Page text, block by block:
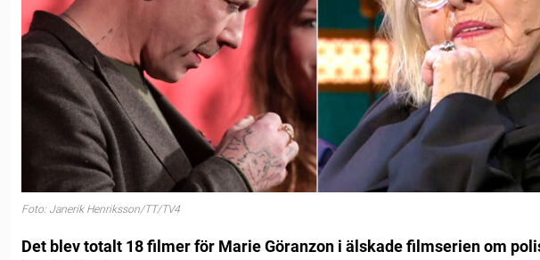
Foto: Janerik Henriksson/TT/TV4
Det blev totalt 18 filmer för Marie Göranzon i älskade filmserien om